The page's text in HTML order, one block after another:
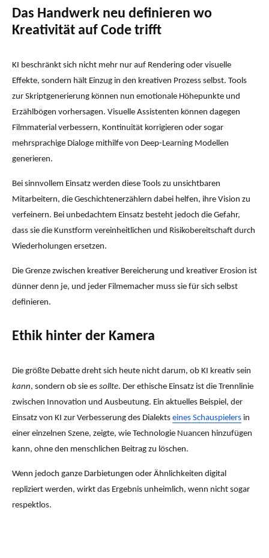
Das Handwerk neu definieren wo
Kreativität auf Code trifft
KI beschränkt sich nicht mehr nur auf Rendering oder visuelle
Effekte, sondern hält Einzug in den kreativen Prozess selbst. Tools
zur Skriptgenerierung können nun emotionale Höhepunkte und
Erzählbögen vorhersagen. Visuelle Assistenten können dagegen
Filmmaterial verbessern, Kontinuität korrigieren oder sogar
mehrsprachige Dialoge mithilfe von Deep-Learning Modellen
generieren.
Bei sinnvollem Einsatz werden diese Tools zu unsichtbaren
Mitarbeitern, die Geschichtenerzählern dabei helfen, ihre Vision zu
verfeinern. Bei unbedachtem Einsatz besteht jedoch die Gefahr,
dass sie die Kunstform vereinheitlichen und Risikobereitschaft durch
Wiederholungen ersetzen.
Die Grenze zwischen kreativer Bereicherung und kreativer Erosion ist
dünner denn je, und jeder Filmemacher muss sie für sich selbst
definieren.
Ethik hinter der Kamera
Die größte Debatte dreht sich heute nicht darum, ob KI kreativ sein
kann, sondern ob sie es sollte. Der ethische Einsatz ist die Trennlinie
zwischen Innovation und Ausbeutung. Ein aktuelles Beispiel, der
Einsatz von KI zur Verbesserung des Dialekts eines Schauspielers in
einer einzelnen Szene, zeigte, wie Technologie Nuancen hinzufügen
kann, ohne den menschlichen Beitrag zu löschen.
Wenn jedoch ganze Darbietungen oder Ähnlichkeiten digital
repliziert werden, wirkt das Ergebnis unheimlich, wenn nicht sogar
respektlos.